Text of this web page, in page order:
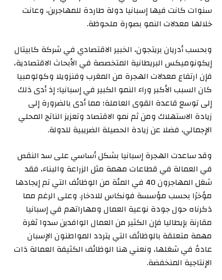
سنوات كانت فيها إسبانيا دولة طاردة للمهاجرين، وعانت
خلالها معدلات النمو بصورة ملحوظة.
وبحسب أدريان بريتجون، الخبير الاقتصادي في شركة كابيتال
إيكونوميكس البريطانية المتخصصة في الأبحاث الاقتصادية،
فإن ارتفاع معدلات الهجرة من المغرب وفنزويلا وكولومبيا
كان السبب الأكبر وراء النمو الكبير في إسبانيا؛ إذ أدى ذلك
إلى توسع قاعدة القوى العاملة؛ مما أدى بالضرورة إلى
زيادة الاستهلاك ومن ثم نمو الاقتصاد وتعزيز الناتج المحلي
الإجمالي، فضلا عن زيادة الحصيلة الضريبية للدولة.
وقد ساعدت الهجرة إسبانيا بشكل أساسي على سد النقص
في العمالة في قطاعات مهمة مثل الزراعة والبناء، فقد
شغل المهاجرون 40 في المئة من الوظائف التي تم إيجادها
مؤخرًا بحسب مؤسسة فونكاس للادخار. وعلى الرغم مما
ذكرناه حول جودة نوعية العمال ومهاراتهم في إسبانيا
مقارنة بإيطاليا فإن الكثير من العمال الوافدين سدوا ثغرة
مهمة متعلقة بالوظائف التي يتردد المواطنون الإسبان
عادةً في شغلها، ونعني هنا الوظائف الكثيفة العمالة ذات
الإنتاجية المنخفضة.